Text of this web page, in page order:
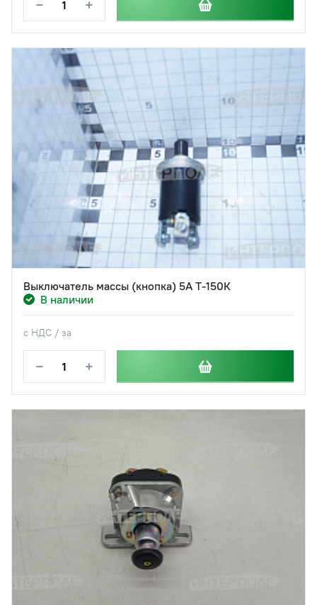
− +
Выключатель массы (кнопка) 5А Т-150К
В наличии
с НДС / за
− +